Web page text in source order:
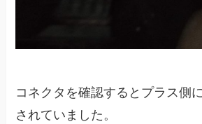
コネクタを確認するとプラス側
されていました。